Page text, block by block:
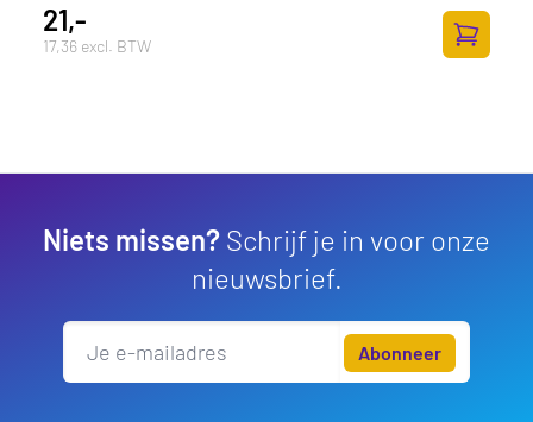
21,-
17,36 excl. BTW
Niets missen? Schrijf je in voor onze
nieuwsbrief.
Abonneer